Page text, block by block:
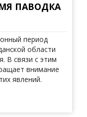
ПАВОДКА
период
области
В связи с этим
внимание
явлений.